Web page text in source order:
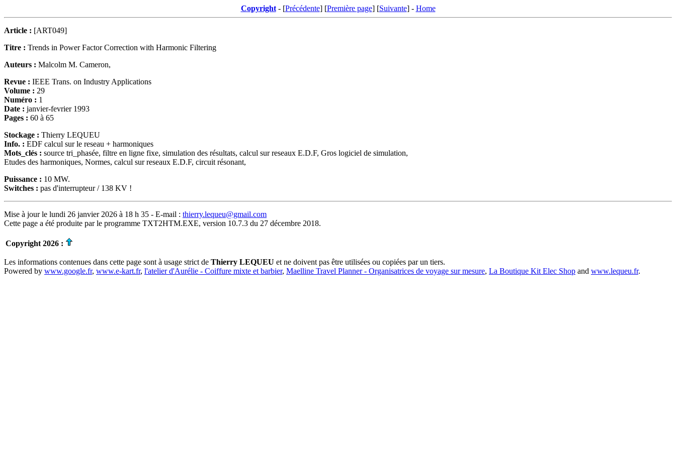
Copyright- [Précédente] [Première page] [Suivante] - Home
Article : [ART049]
Titre : Trends in Power Factor Correction with Harmonic Filtering
Auteurs : Malcolm M. Cameron,
Revue : IEEE Trans. on Industry Applications
Volume : 29
Numéro : 1
Date : janvier-fevrier 1993
Pages : 60 à 65
Stockage : Thierry LEQUEU
Info. : EDF calcul sur le reseau + harmoniques
Mots_clés : source tri_phasée, filtre en ligne fixe, simulation des résultats, calcul sur reseaux E.D.F, Gros logiciel de simulation,
Etudes des harmoniques, Normes, calcul sur reseaux E.D.F, circuit résonant,
Puissance : 10 MW.
Switches : pas d'interrupteur / 138 KV !
Mise à jour le lundi 26 janvier 2026 à 18 h 35 - E-mail : thierry.lequeu@gmail.com
Cette page a été produite par le programme TXT2HTM.EXE, version 10.7.3 du 27 décembre 2018.
Copyright 2026 :
Les informations contenues dans cette page sont à usage strict de Thierry LEQUEU et ne doivent pas être utilisées ou copiées par un tiers.
Powered by www.google.fr, www.e-kart.fr, l'atelier d'Aurélie - Coiffure mixte et barbier, Maelline Travel Planner - Organisatrices de voyage sur mesure, La Boutique Kit Elec Shop and www.lequeu.fr.